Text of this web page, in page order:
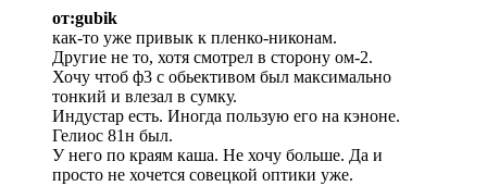
от:gubik
как-то уже привык к пленко-никонам.
Другие не то, хотя смотрел в сторону ом-2.
Хочу чтоб ф3 с обьективом был максимально
тонкий и влезал в сумку.
Индустар есть. Иногда пользую его на кэноне.
Гелиос 81н был.
У него по краям каша. Не хочу больше. Да и
просто не хочется совецкой оптики уже.